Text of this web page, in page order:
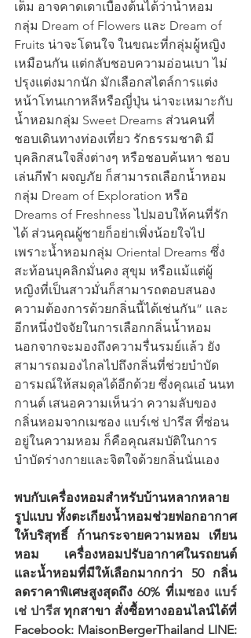
เต็ม อาจคาดเดาเบื้องต้นได้ว่าน้ำหอม
กลุ่ม Dream of Flowers และ Dream of
Fruits น่าจะโดนใจ ในขณะที่กลุ่มผู้หญิง
เหมือนกัน แต่กลับชอบความอ่อนเบา ไม่
ปรุงแต่งมากนัก มักเลือกสไตล์การแต่ง
หน้าโทนเกาหลีหรือญี่ปุ่น น่าจะเหมาะกับ
น้ำหอมกลุ่ม Sweet Dreams ส่วนคนที่
ชอบเดินทางท่องเที่ยว รักธรรมชาติ มี
บุคลิกสนใจสิ่งต่างๆ หรือชอบค้นหา ชอบ
เล่นกีฬา ผจญภัย ก็สามารถเลือกน้ำหอม
กลุ่ม Dream of Exploration หรือ
Dreams of Freshness ไปมอบให้คนที่รัก
ได้ ส่วนคุณผู้ชายก็อย่าเพิ่งน้อยใจไป
เพราะน้ำหอมกลุ่ม Oriental Dreams ซึ่ง
สะท้อนบุคลิกมั่นคง สุขุม หรือแม้แต่ผู้
หญิงที่เป็นสาวมั่นก็สามารถตอบสนอง
ความต้องการด้วยกลิ่นนี้ได้เช่นกัน” และ
อีกหนึ่งปัจจัยในการเลือกกลิ่นน้ำหอม
นอกจากจะมองถึงความรื่นรมย์แล้ว ยัง
สามารถมองไกลไปถึงกลิ่นที่ช่วยบำบัด
อารมณ์ให้สมดุลได้อีกด้วย ซึ่งคุณเอ๋ นนท
กานต์ เสนอความเห็นว่า ความลับของ
กลิ่นหอมจากเมซอง แบร์เช่ ปารีส ที่ซ่อน
อยู่ในความหอม ก็คือคุณสมบัติในการ
บำบัดร่างกายและจิตใจด้วยกลิ่นนั่นเอง
พบกับเครื่องหอมสำหรับบ้านหลากหลาย
รูปแบบ ทั้งตะเกียงน้ำหอมช่วยฟอกอากาศ
ให้บริสุทธิ์ ก้านกระจายความหอม เทียน
หอม เครื่องหอมปรับอากาศในรถยนต์
และน้ำหอมที่มีให้เลือกมากกว่า 50 กลิ่น
ลดราคาพิเศษสูงสุดถึง 60% ที่เมซอง แบร์
เช่ ปารีส ทุกสาขา สั่งซื้อทางออนไลน์ได้ที่
Facebook: MaisonBergerThailand LINE: